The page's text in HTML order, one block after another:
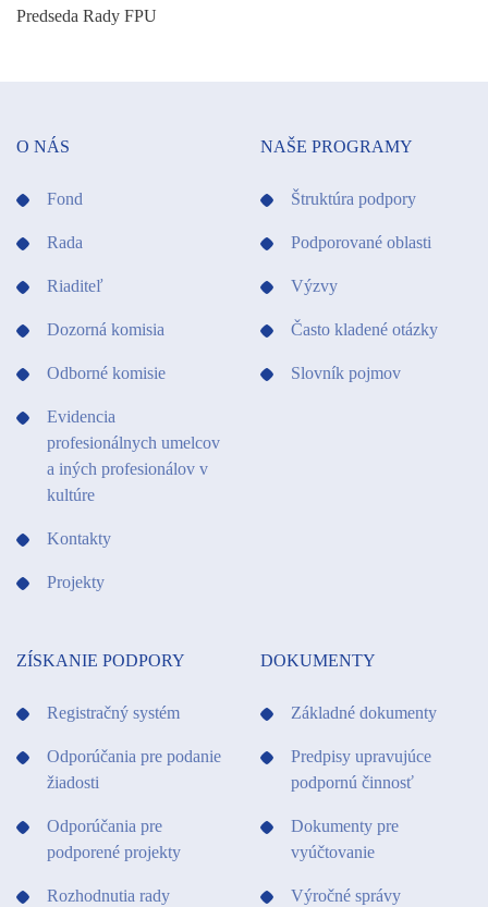
Predseda Rady FPU
O NÁS
Fond
Rada
Riaditeľ
Dozorná komisia
Odborné komisie
Evidencia
profesionálnych umelcov
a iných profesionálov v
kultúre
Kontakty
Projekty
NAŠE PROGRAMY
Štruktúra podpory
Podporované oblasti
Výzvy
Často kladené otázky
Slovník pojmov
ZÍSKANIE PODPORY
Registračný systém
Odporúčania pre podanie
žiadosti
Odporúčania pre
podporené projekty
Rozhodnutia rady
DOKUMENTY
Základné dokumenty
Predpisy upravujúce
podpornú činnosť
Dokumenty pre
vyúčtovanie
Výročné správy